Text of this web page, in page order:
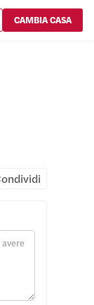
CAMBIA CASA